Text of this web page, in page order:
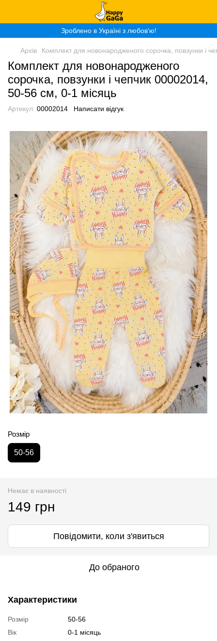
Зроблено в Україні з любов‘ю!
Архів Комплект для новонародженого сорочка, повзунки і
Комплект для новонародженого
сорочка, повзунки і чепчик 00002014,
50-56 см, 0-1 місяць
Артикул: 00002014 Написати відгук
Розмір
50-56
Немає в наявності
149 грн
Повідомити, коли з'явиться
До обраного
Характеристики
Розмір
50-56
Вік
0-1 місяць